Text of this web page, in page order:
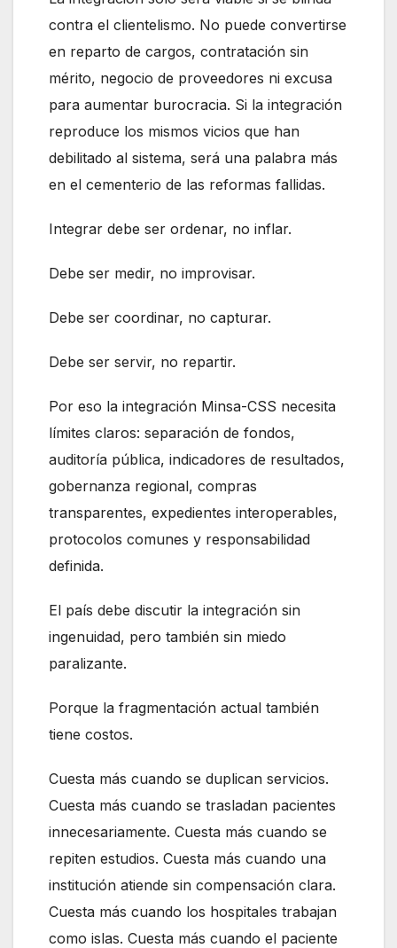
contra el clientelismo. No puede convertirse
en reparto de cargos, contratación sin
mérito, negocio de proveedores ni excusa
para aumentar burocracia. Si la integración
reproduce los mismos vicios que han
debilitado al sistema, será una palabra más
en el cementerio de las reformas fallidas.
Integrar debe ser ordenar, no inflar.
Debe ser medir, no improvisar.
Debe ser coordinar, no capturar.
Debe ser servir, no repartir.
Por eso la integración Minsa-CSS necesita
límites claros: separación de fondos,
auditoría pública, indicadores de resultados,
gobernanza regional, compras
transparentes, expedientes interoperables,
protocolos comunes y responsabilidad
definida.
El país debe discutir la integración sin
ingenuidad, pero también sin miedo
paralizante.
Porque la fragmentación actual también
tiene costos.
Cuesta más cuando se duplican servicios.
Cuesta más cuando se trasladan pacientes
innecesariamente. Cuesta más cuando se
repiten estudios. Cuesta más cuando una
institución atiende sin compensación clara.
Cuesta más cuando los hospitales trabajan
como islas. Cuesta más cuando el paciente